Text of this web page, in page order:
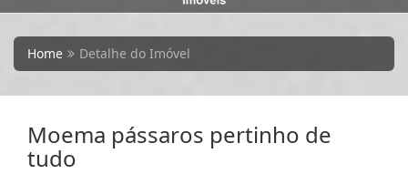
Home Detalhe do Imóvel
Moema pássaros pertinho de
tudo